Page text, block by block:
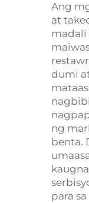
Ang
at
madali
dumi
ng
benta.
para